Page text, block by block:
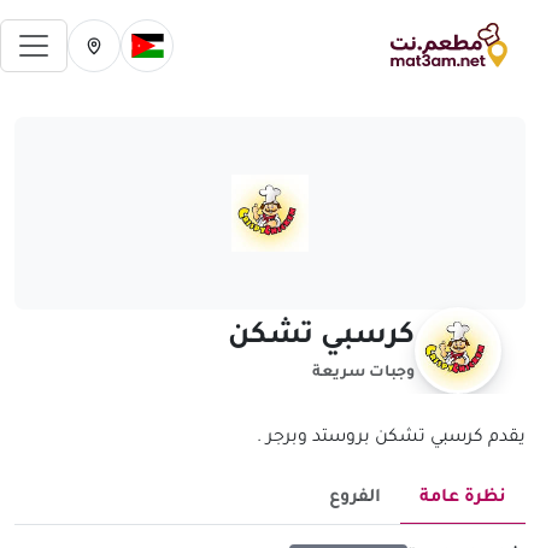
تغيير الدولة الحالية
تغيير المدينة
كرسبي تشكن
وجبات سريعة
يقدم كرسبي تشكن بروستد وبرجر .
نظرة عامة الفروع